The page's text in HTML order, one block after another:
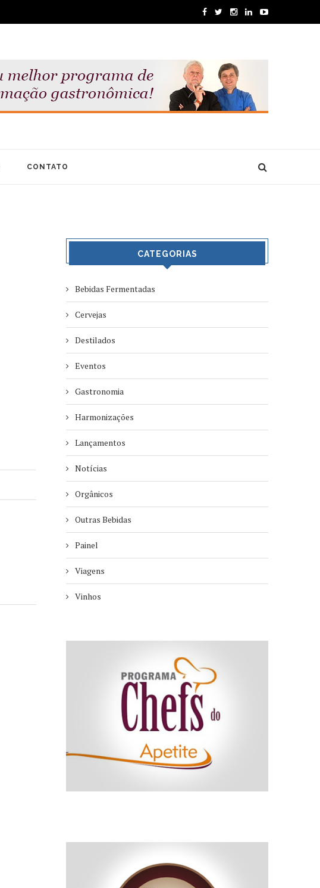
CONTATO
CATEGORIAS
Bebidas Fermentadas
Cervejas
Destilados
Eventos
Gastronomia
Harmonizações
Lançamentos
Notícias
Orgânicos
Outras Bebidas
Painel
Viagens
Vinhos